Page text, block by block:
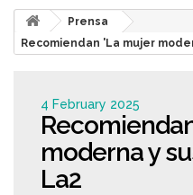
Prensa
Recomiendan 'La mujer
4 February 2025
moderna y
La2